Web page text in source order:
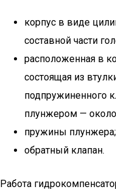
корпус в виде
составной части
расположенная в
состоящая из
подпружиненного
плунжером —
пружины плунжера;
обратный клапан.
Работа